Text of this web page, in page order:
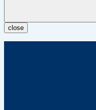
close